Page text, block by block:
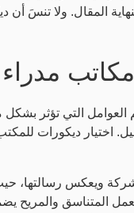
المقال. ولا تنسَ
التي تؤثر بشكل
اختيار ديكورات
ويعكس رسالتها،
المتناسق والمريح